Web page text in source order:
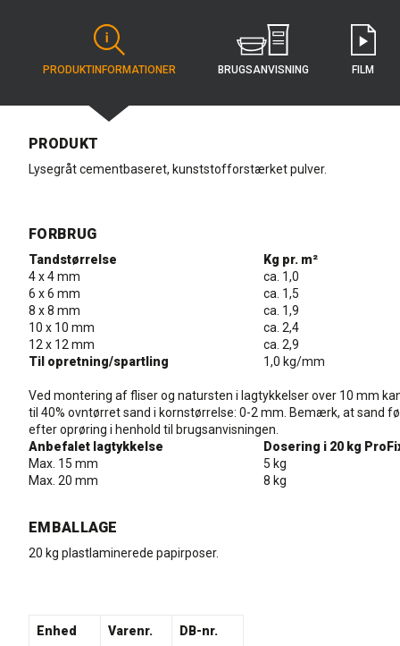
PRODUKT­INFORMATIONER BRUGS­ANVISNING FILM
PRODUKT
Lysegråt cementbaseret, kunststofforstærket pulver.
FORBRUG
Tandstørrelse
Kg pr. m²
4 x 4 mm
ca. 1,0
6 x 6 mm
ca. 1,5
8 x 8 mm
ca. 1,9
10 x 10 mm
ca. 2,4
12 x 12 mm
ca. 2,9
Til opretning/spartling
1,0 kg/mm
Ved montering af fliser og natursten i lagtykkelser over 10 mm
til 40% ovntørret sand i kornstørrelse: 0-2 mm. Bemærk, at sand
efter oprøring i henhold til brugsanvisningen.
Anbefalet lagtykkelse
Dosering i 20 kg
Max. 15 mm
5 kg
Max. 20 mm
8 kg
EMBALLAGE
20 kg plastlaminerede papirposer.
Enhed Varenr. DB-nr.